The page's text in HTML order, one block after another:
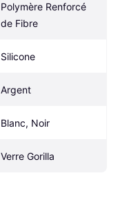
Polymère Renforcé
de Fibre
Silicone
Argent
Blanc, Noir
Verre Gorilla